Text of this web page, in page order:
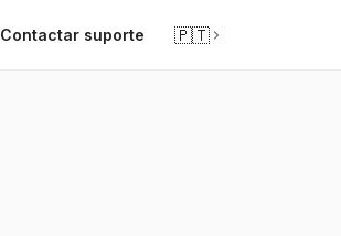
Contactar suporte 🇵🇹